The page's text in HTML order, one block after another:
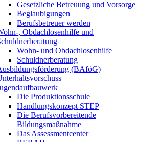
Gesetzliche Betreuung und Vorsorge
Beglaubigungen
Berufsbetreuer werden
, Obdachlosenhilfe und
Wohn- und Obdachlosenhilfe
Schuldnerberatung
(BAföG)
Die Produktionsschule
Handlungskonzept STEP
Die Berufsvorbereitende
Bildungsmaßnahme
Das Assessmentcenter